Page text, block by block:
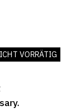
VORRÄTIG